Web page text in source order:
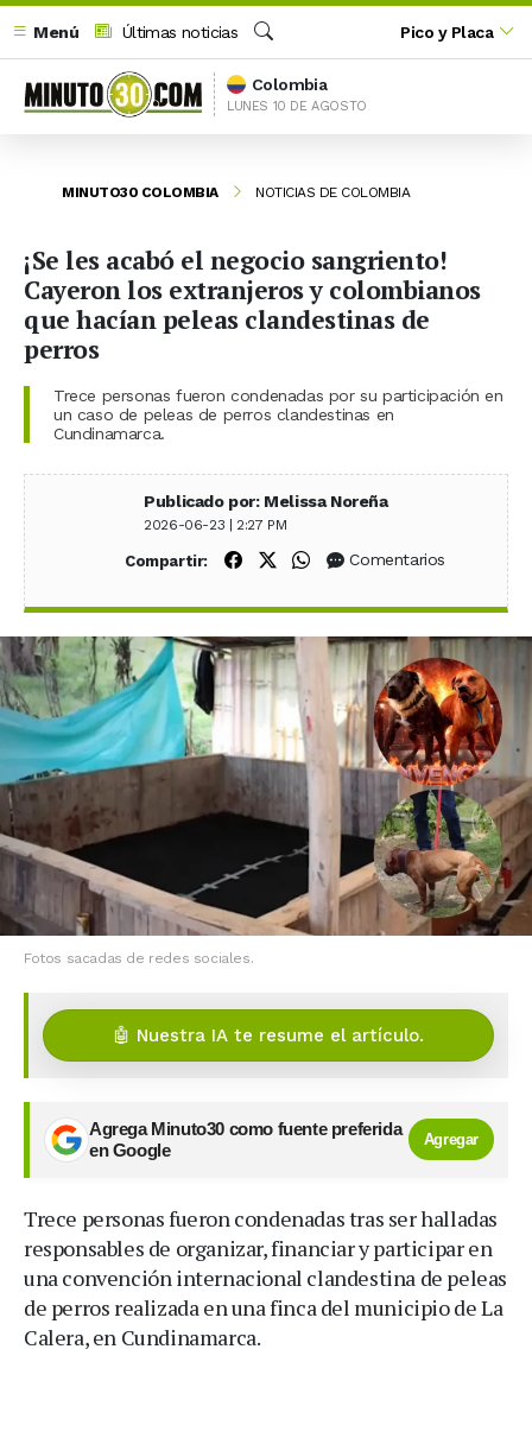
Menú
Últimas noticias
Buscar
Pico y Placa
Colombia
LUNES 10 DE AGOSTO
MINUTO30 COLOMBIA NOTICIAS DE COLOMBIA
¡Se les acabó el negocio sangriento!
Cayeron los extranjeros y colombianos
que hacían peleas clandestinas de
perros
Trece personas fueron condenadas por su participación en
un caso de peleas de perros clandestinas en
Cundinamarca.
Publicado por: Melissa Noreña
2026-06-23 | 2:27 PM
Compartir: Compartir en Facebook
Compartir en X (Twitter)
Compartir en WhatsApp
Comentarios
Fotos sacadas de redes sociales.
🤖 Nuestra IA te resume el artículo.
Agrega Minuto30 como fuente preferida
en Google
Agregar
Trece personas fueron condenadas tras ser halladas
responsables de organizar, financiar y participar en
una convención internacional clandestina de peleas
de perros realizada en una finca del municipio de La
Calera, en Cundinamarca.